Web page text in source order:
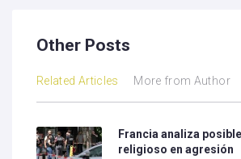
Other Posts
Related Articles More from Author
Francia analiza
religioso en agresión